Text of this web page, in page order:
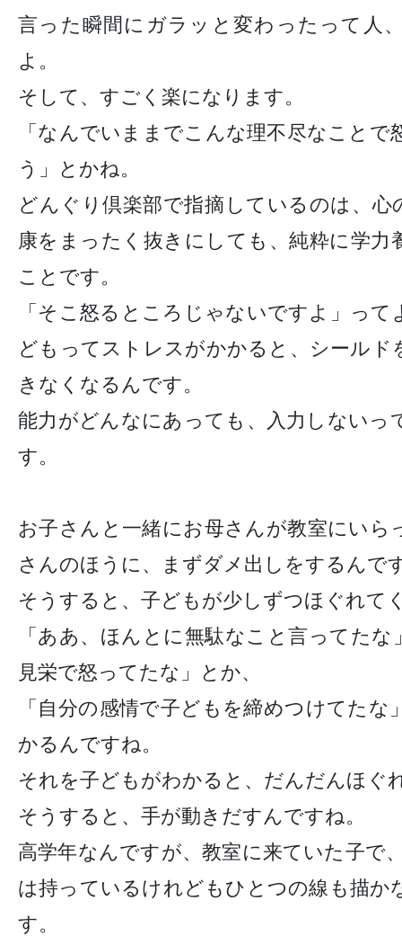
言った瞬間にガラッと変わったって人
よ。
そして、すごく楽になります。
「なんでいままでこんな理不尽なことで
う」とかね。
どんぐり倶楽部で指摘しているのは、心
康をまったく抜きにしても、純粋に学力
ことです。
「そこ怒るところじゃないですよ」って
どもってストレスがかかると、シールド
きなくなるんです。
能力がどんなにあっても、入力しないっ
す。
お子さんと一緒にお母さんが教室にいら
さんのほうに、まずダメ出しをするんで
そうすると、子どもが少しずつほぐれて
「ああ、ほんとに無駄なこと言ってたな
見栄で怒ってたな」とか、
「自分の感情で子どもを締めつけてたな
かるんですね。
それを子どもがわかると、だんだんほぐ
そうすると、手が動きだすんですね。
高学年なんですが、教室に来ていた子で
は持っているけれどもひとつの線も描か
す。